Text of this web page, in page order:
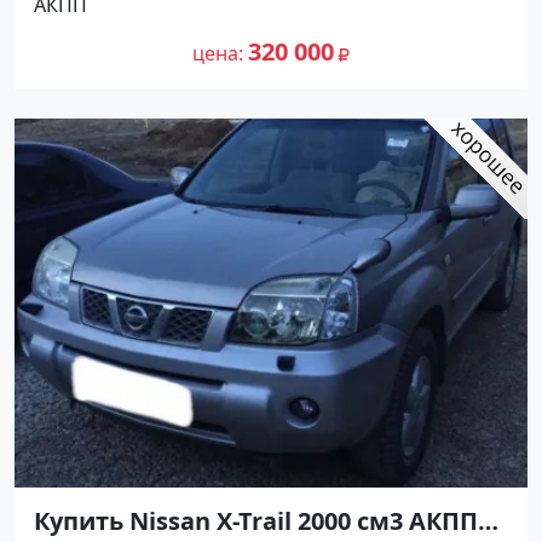
по цене 320000 рублей, объявление
№24760 на сайте Авторынок23
цена 320 000
Купить Nissan X-Trail 2000 см3 АКПП